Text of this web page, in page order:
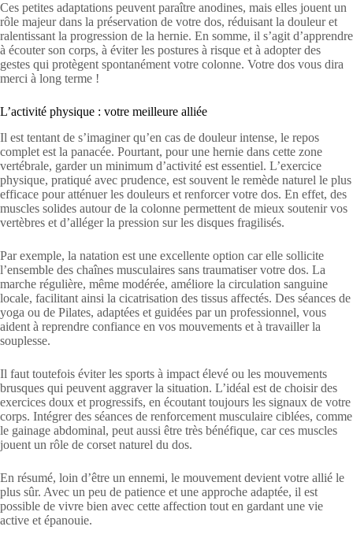
Ces petites adaptations peuvent paraître anodines, mais elles jouent un
rôle majeur dans la préservation de votre dos, réduisant la douleur et
ralentissant la progression de la hernie. En somme, il s’agit d’apprendre
à écouter son corps, à éviter les postures à risque et à adopter des
gestes qui protègent spontanément votre colonne. Votre dos vous dira
merci à long terme !
L’activité physique : votre meilleure alliée
Il est tentant de s’imaginer qu’en cas de douleur intense, le repos
complet est la panacée. Pourtant, pour une hernie dans cette zone
vertébrale, garder un minimum d’activité est essentiel. L’exercice
physique, pratiqué avec prudence, est souvent le remède naturel le plus
efficace pour atténuer les douleurs et renforcer votre dos. En effet, des
muscles solides autour de la colonne permettent de mieux soutenir vos
vertèbres et d’alléger la pression sur les disques fragilisés.
Par exemple, la natation est une excellente option car elle sollicite
l’ensemble des chaînes musculaires sans traumatiser votre dos. La
marche régulière, même modérée, améliore la circulation sanguine
locale, facilitant ainsi la cicatrisation des tissus affectés. Des séances de
yoga ou de Pilates, adaptées et guidées par un professionnel, vous
aident à reprendre confiance en vos mouvements et à travailler la
souplesse.
Il faut toutefois éviter les sports à impact élevé ou les mouvements
brusques qui peuvent aggraver la situation. L’idéal est de choisir des
exercices doux et progressifs, en écoutant toujours les signaux de votre
corps. Intégrer des séances de renforcement musculaire ciblées, comme
le gainage abdominal, peut aussi être très bénéfique, car ces muscles
jouent un rôle de corset naturel du dos.
En résumé, loin d’être un ennemi, le mouvement devient votre allié le
plus sûr. Avec un peu de patience et une approche adaptée, il est
possible de vivre bien avec cette affection tout en gardant une vie
active et épanouie.